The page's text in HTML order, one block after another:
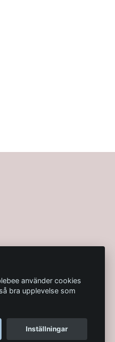
använder cookies
bra upplevelse som
Inställningar